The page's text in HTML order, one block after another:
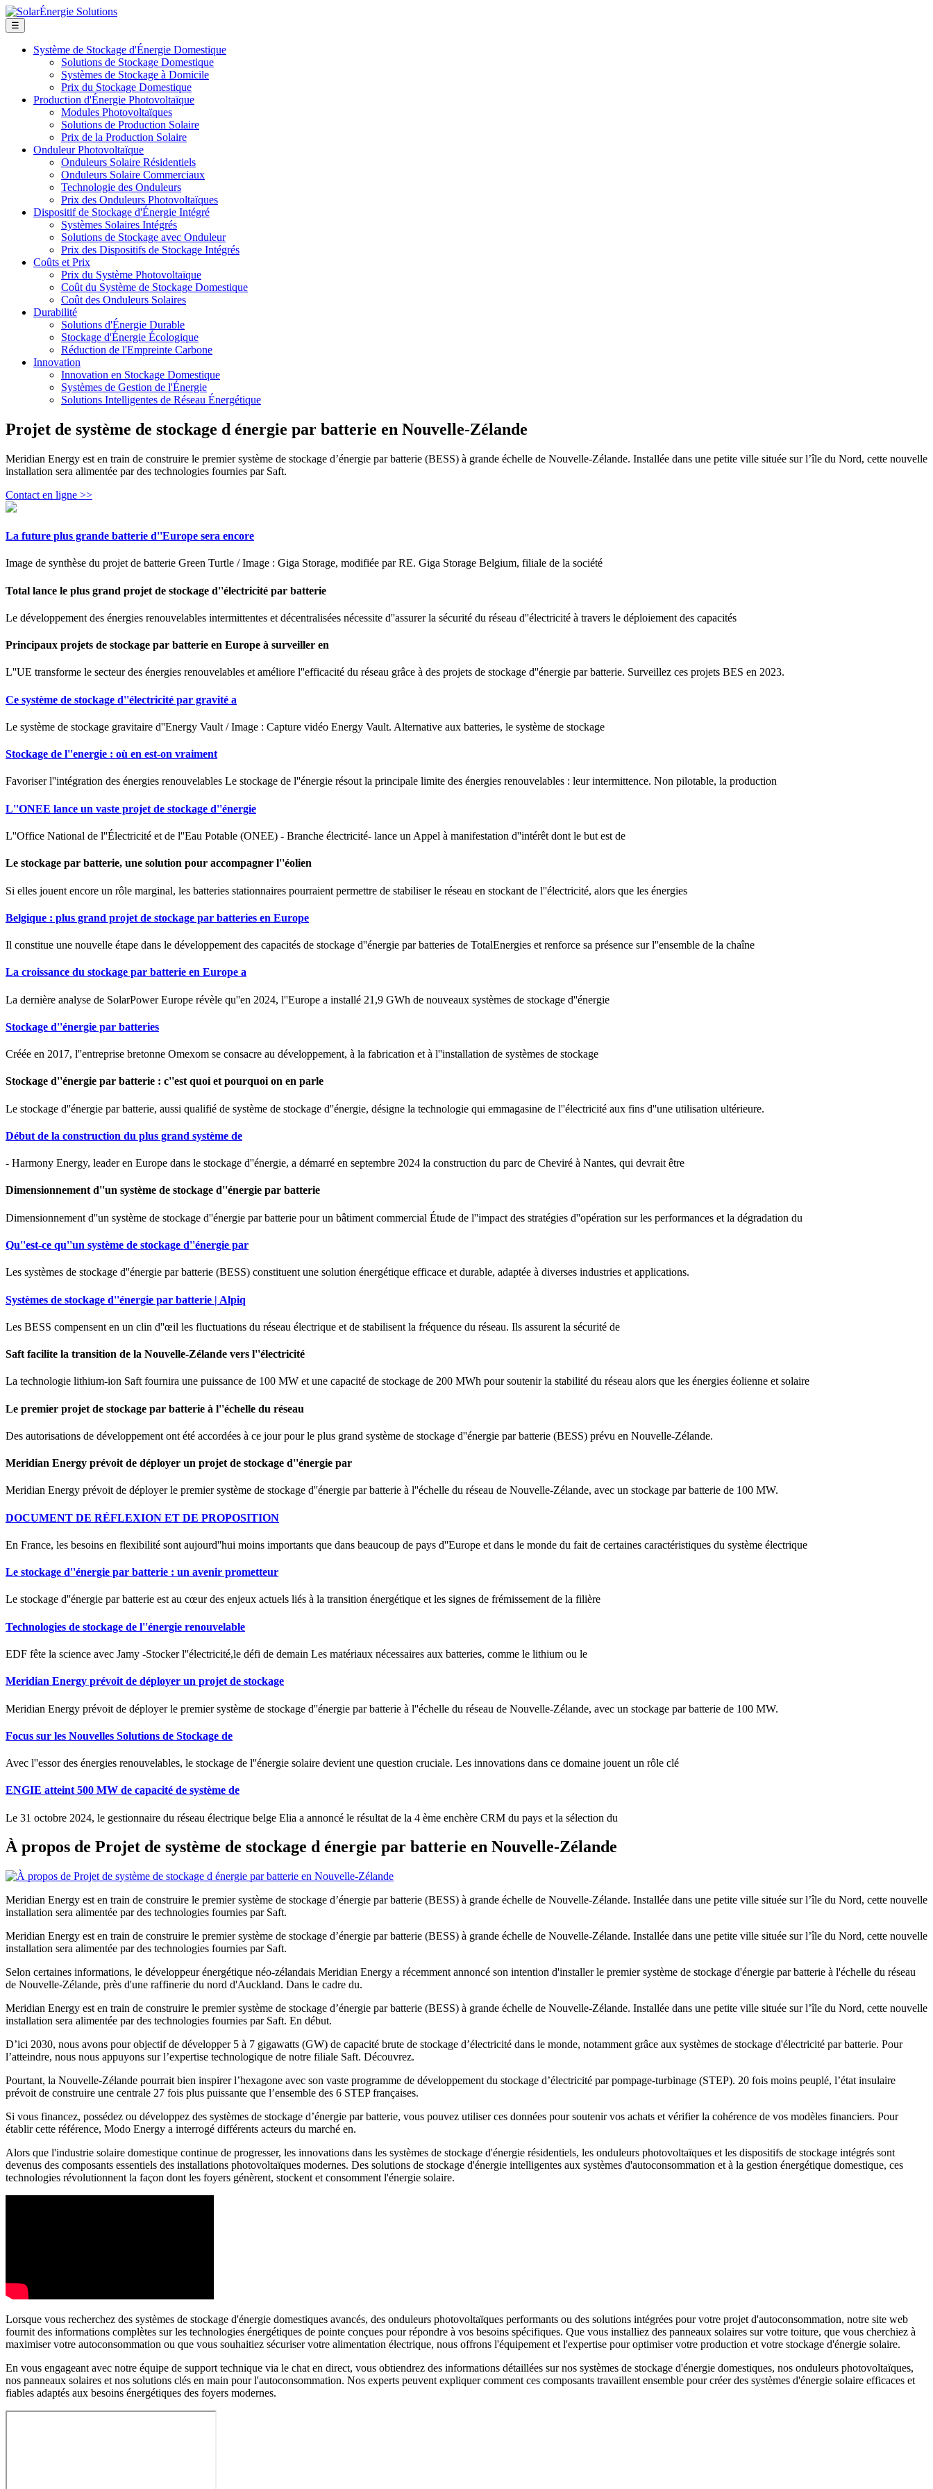
☰
Système de Stockage d'Énergie Domestique
Solutions de Stockage Domestique
Systèmes de Stockage à Domicile
Prix du Stockage Domestique
Production d'Énergie Photovoltaïque
Modules Photovoltaïques
Solutions de Production Solaire
Prix de la Production Solaire
Onduleur Photovoltaïque
Onduleurs Solaire Résidentiels
Onduleurs Solaire Commerciaux
Technologie des Onduleurs
Prix des Onduleurs Photovoltaïques
Dispositif de Stockage d'Énergie Intégré
Systèmes Solaires Intégrés
Solutions de Stockage avec Onduleur
Prix des Dispositifs de Stockage Intégrés
Coûts et Prix
Prix du Système Photovoltaïque
Coût du Système de Stockage Domestique
Coût des Onduleurs Solaires
Durabilité
Solutions d'Énergie Durable
Stockage d'Énergie Écologique
Réduction de l'Empreinte Carbone
Innovation
Innovation en Stockage Domestique
Systèmes de Gestion de l'Énergie
Solutions Intelligentes de Réseau Énergétique
Projet de système de stockage d énergie par batterie en Nouvelle-Zélande
Meridian Energy est en train de construire le premier système de stockage d’énergie par batterie (BESS) à grande échelle de Nouvelle-Zélande. Installée dans une petite ville située sur l’île du Nord, cette nouvelle
installation sera alimentée par des technologies fournies par Saft.
Contact en ligne >>
La future plus grande batterie d''Europe sera encore
Image de synthèse du projet de batterie Green Turtle / Image : Giga Storage, modifiée par RE. Giga Storage Belgium, filiale de la société
Total lance le plus grand projet de stockage d''électricité par batterie
Le développement des énergies renouvelables intermittentes et décentralisées nécessite d''assurer la sécurité du réseau d''électricité à travers le déploiement des capacités
Principaux projets de stockage par batterie en Europe à surveiller en
L''UE transforme le secteur des énergies renouvelables et améliore l''efficacité du réseau grâce à des projets de stockage d''énergie par batterie. Surveillez ces projets BES en 2023.
Ce système de stockage d''électricité par gravité a
Le système de stockage gravitaire d''Energy Vault / Image : Capture vidéo Energy Vault. Alternative aux batteries, le système de stockage
Stockage de l''energie : où en est-on vraiment
Favoriser l''intégration des énergies renouvelables Le stockage de l''énergie résout la principale limite des énergies renouvelables : leur intermittence. Non pilotable, la production
L''ONEE lance un vaste projet de stockage d''énergie
L''Office National de l''Électricité et de l''Eau Potable (ONEE) - Branche électricité- lance un Appel à manifestation d''intérêt dont le but est de
Le stockage par batterie, une solution pour accompagner l''éolien
Si elles jouent encore un rôle marginal, les batteries stationnaires pourraient permettre de stabiliser le réseau en stockant de l''électricité, alors que les énergies
Belgique : plus grand projet de stockage par batteries en Europe
Il constitue une nouvelle étape dans le développement des capacités de stockage d''énergie par batteries de TotalEnergies et renforce sa présence sur l''ensemble de la chaîne
La croissance du stockage par batterie en Europe a
La dernière analyse de SolarPower Europe révèle qu''en 2024, l''Europe a installé 21,9 GWh de nouveaux systèmes de stockage d''énergie
Stockage d''énergie par batteries
Créée en 2017, l''entreprise bretonne Omexom se consacre au développement, à la fabrication et à l''installation de systèmes de stockage
Stockage d''énergie par batterie : c''est quoi et pourquoi on en parle
Le stockage d''énergie par batterie, aussi qualifié de système de stockage d''énergie, désigne la technologie qui emmagasine de l''électricité aux fins d''une utilisation ultérieure.
Début de la construction du plus grand système de
- Harmony Energy, leader en Europe dans le stockage d''énergie, a démarré en septembre 2024 la construction du parc de Cheviré à Nantes, qui devrait être
Dimensionnement d''un système de stockage d''énergie par batterie
Dimensionnement d''un système de stockage d''énergie par batterie pour un bâtiment commercial Étude de l''impact des stratégies d''opération sur les performances et la dégradation du
Qu''est-ce qu''un système de stockage d''énergie par
Les systèmes de stockage d''énergie par batterie (BESS) constituent une solution énergétique efficace et durable, adaptée à diverses industries et applications.
Systèmes de stockage d''énergie par batterie | Alpiq
Les BESS compensent en un clin d''œil les fluctuations du réseau électrique et de stabilisent la fréquence du réseau. Ils assurent la sécurité de
Saft facilite la transition de la Nouvelle-Zélande vers l''électricité
La technologie lithium-ion Saft fournira une puissance de 100 MW et une capacité de stockage de 200 MWh pour soutenir la stabilité du réseau alors que les énergies éolienne et solaire
Le premier projet de stockage par batterie à l''échelle du réseau
Des autorisations de développement ont été accordées à ce jour pour le plus grand système de stockage d''énergie par batterie (BESS) prévu en Nouvelle-Zélande.
Meridian Energy prévoit de déployer un projet de stockage d''énergie par
Meridian Energy prévoit de déployer le premier système de stockage d''énergie par batterie à l''échelle du réseau de Nouvelle-Zélande, avec un stockage par batterie de 100 MW.
DOCUMENT DE RÉFLEXION ET DE PROPOSITION
En France, les besoins en flexibilité sont aujourd''hui moins importants que dans beaucoup de pays d''Europe et dans le monde du fait de certaines caractéristiques du système électrique
Le stockage d''énergie par batterie : un avenir prometteur
Le stockage d''énergie par batterie est au cœur des enjeux actuels liés à la transition énergétique et les signes de frémissement de la filière
Technologies de stockage de l''énergie renouvelable
EDF fête la science avec Jamy -Stocker l''électricité,le défi de demain Les matériaux nécessaires aux batteries, comme le lithium ou le
Meridian Energy prévoit de déployer un projet de stockage
Meridian Energy prévoit de déployer le premier système de stockage d''énergie par batterie à l''échelle du réseau de Nouvelle-Zélande, avec un stockage par batterie de 100 MW.
Focus sur les Nouvelles Solutions de Stockage de
Avec l''essor des énergies renouvelables, le stockage de l''énergie solaire devient une question cruciale. Les innovations dans ce domaine jouent un rôle clé
ENGIE atteint 500 MW de capacité de système de
Le 31 octobre 2024, le gestionnaire du réseau électrique belge Elia a annoncé le résultat de la 4 ème enchère CRM du pays et la sélection du
À propos de Projet de système de stockage d énergie par batterie en Nouvelle-Zélande
Meridian Energy est en train de construire le premier système de stockage d’énergie par batterie (BESS) à grande échelle de Nouvelle-Zélande. Installée dans une petite ville située sur l’île du Nord, cette nouvelle
installation sera alimentée par des technologies fournies par Saft.
Meridian Energy est en train de construire le premier système de stockage d’énergie par batterie (BESS) à grande échelle de Nouvelle-Zélande. Installée dans une petite ville située sur l’île du Nord, cette nouvelle
installation sera alimentée par des technologies fournies par Saft.
Selon certaines informations, le développeur énergétique néo-zélandais Meridian Energy a récemment annoncé son intention d'installer le premier système de stockage d'énergie par batterie à l'échelle du réseau
de Nouvelle-Zélande, près d'une raffinerie du nord d'Auckland. Dans le cadre du.
Meridian Energy est en train de construire le premier système de stockage d’énergie par batterie (BESS) à grande échelle de Nouvelle-Zélande. Installée dans une petite ville située sur l’île du Nord, cette nouvelle
installation sera alimentée par des technologies fournies par Saft. En début.
D’ici 2030, nous avons pour objectif de développer 5 à 7 gigawatts (GW) de capacité brute de stockage d’électricité dans le monde, notamment grâce aux systèmes de stockage d'électricité par batterie. Pour
l’atteindre, nous nous appuyons sur l’expertise technologique de notre filiale Saft. Découvrez.
Pourtant, la Nouvelle-Zélande pourrait bien inspirer l’hexagone avec son vaste programme de développement du stockage d’électricité par pompage-turbinage (STEP). 20 fois moins peuplé, l’état insulaire
prévoit de construire une centrale 27 fois plus puissante que l’ensemble des 6 STEP françaises.
Si vous financez, possédez ou développez des systèmes de stockage d’énergie par batterie, vous pouvez utiliser ces données pour soutenir vos achats et vérifier la cohérence de vos modèles financiers. Pour
établir cette référence, Modo Energy a interrogé différents acteurs du marché en.
Alors que l'industrie solaire domestique continue de progresser, les innovations dans les systèmes de stockage d'énergie résidentiels, les onduleurs photovoltaïques et les dispositifs de stockage intégrés sont
devenus des composants essentiels des installations photovoltaïques modernes. Des solutions de stockage d'énergie intelligentes aux systèmes d'autoconsommation et à la gestion énergétique domestique, ces
technologies révolutionnent la façon dont les foyers génèrent, stockent et consomment l'énergie solaire.
Lorsque vous recherchez des systèmes de stockage d'énergie domestiques avancés, des onduleurs photovoltaïques performants ou des solutions intégrées pour votre projet d'autoconsommation, notre site web
fournit des informations complètes sur les technologies énergétiques de pointe conçues pour répondre à vos besoins spécifiques. Que vous installiez des panneaux solaires sur votre toiture, que vous cherchiez à
maximiser votre autoconsommation ou que vous souhaitiez sécuriser votre alimentation électrique, nous offrons l'équipement et l'expertise pour optimiser votre production et votre stockage d'énergie solaire.
En vous engageant avec notre équipe de support technique via le chat en direct, vous obtiendrez des informations détaillées sur nos systèmes de stockage d'énergie domestiques, nos onduleurs photovoltaïques,
nos panneaux solaires et nos solutions clés en main pour l'autoconsommation. Nos experts peuvent expliquer comment ces composants travaillent ensemble pour créer des systèmes d'énergie solaire efficaces et
fiables adaptés aux besoins énergétiques des foyers modernes.